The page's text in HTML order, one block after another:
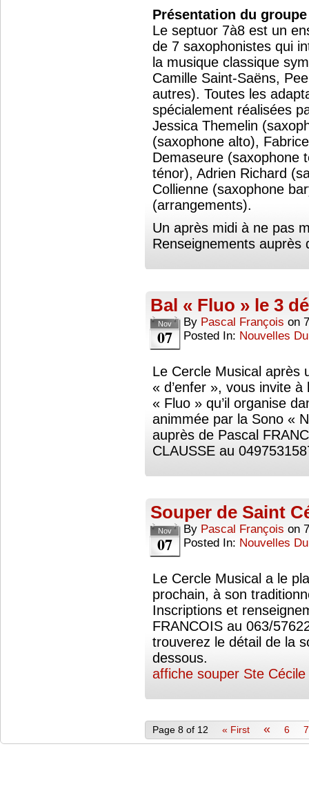
Présentation du groupe
Le septuor 7à8 est un
de 7 saxophonistes qui
la musique classique
Camille Saint-Saëns,
autres). Toutes les
spécialement réalisées
Jessica Themelin
(saxophone alto),
Demaseure (saxophone
ténor), Adrien Richard
Collienne (saxophone
(arrangements).
Un après midi à ne pas
Renseignements auprès
Bal « Fluo » le 3
Nov
07
By Pascal François on
Posted In: Nouvelles
Le Cercle Musical après
« d’enfer », vous invite
« Fluo » qu’il organise
animmée par la Sono «
auprès de Pascal
CLAUSSE au
Souper de Saint
Nov
07
By Pascal François on
Posted In: Nouvelles
Le Cercle Musical a le
prochain, à son
Inscriptions et
FRANCOIS au 063/
trouverez le détail de la
dessous.
affiche souper Ste Cécile
Page 8 of 12 « First « 6 7